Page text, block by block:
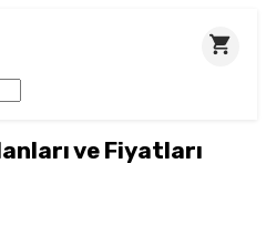
ve Fiyatları